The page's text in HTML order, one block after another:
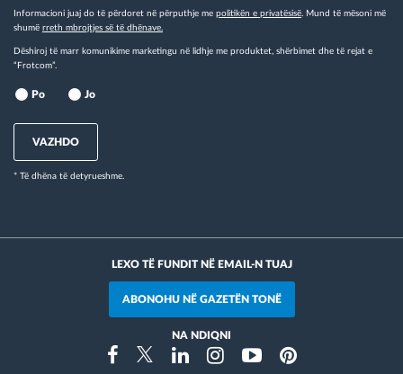
Informacioni juaj do të përdoret në përputhje me politikën e privatësisë. Mund të mësoni më
shumë rreth mbrojtjes së të dhënave.
Dëshiroj të marr komunikime marketingu në lidhje me produktet, shërbimet dhe të rejat e
“Frotcom”.
Po Jo
VAZHDO
* Të dhëna të detyrueshme.
LEXO TË FUNDIT NË EMAIL-N TUAJ
ABONOHU NË GAZETËN TONË
NA NDIQNI
FacebookTwitterLinkedinInstragramYoutubePinterest